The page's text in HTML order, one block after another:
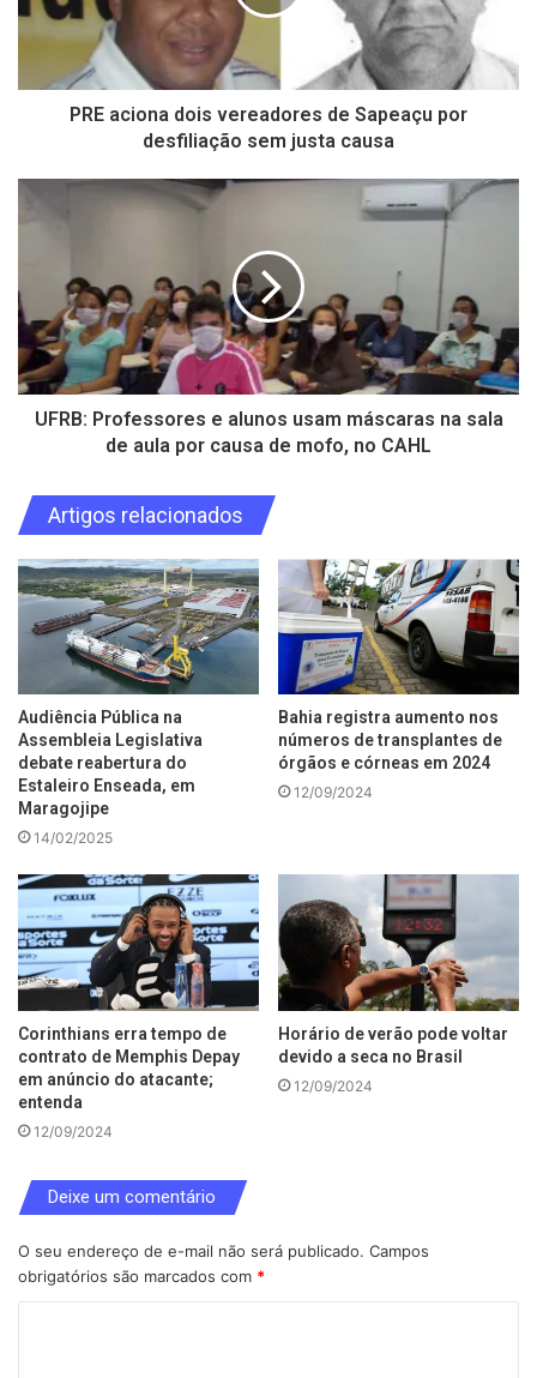
PRE aciona dois vereadores de Sapeaçu por
desfiliação sem justa causa
UFRB: Professores e alunos usam máscaras na sala
de aula por causa de mofo, no CAHL
Artigos relacionados
Audiência Pública na
Assembleia Legislativa
debate reabertura do
Estaleiro Enseada, em
Maragojipe
14/02/2025
Bahia registra aumento nos
números de transplantes de
órgãos e córneas em 2024
12/09/2024
Corinthians erra tempo de
contrato de Memphis Depay
em anúncio do atacante;
entenda
12/09/2024
Horário de verão pode voltar
devido a seca no Brasil
12/09/2024
Deixe um comentário
O seu endereço de e-mail não será publicado. Campos
obrigatórios são marcados com *